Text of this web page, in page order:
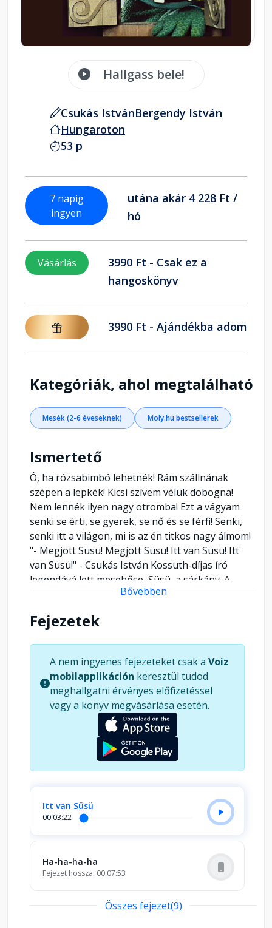
Hallgass bele!
Csukás IstvánBergendy István
Hungaroton
53 p
7 napig
ingyen
utána akár 4 228 Ft /
hó
Vásárlás
3990 Ft - Csak ez a
hangoskönyv
3990 Ft - Ajándékba adom
Kategóriák, ahol megtalálható
Mesék (2-6 éveseknek) Moly.hu bestsellerek
Ismertető
Ó, ha rózsabimbó lehetnék! Rám szállnának
szépen a lepkék! Kicsi szívem vélük dobogna!
Nem lennék ilyen nagy otromba! Ezt a vágyam
senki se érti, se gyerek, se nő és se férfi! Senki,
senki itt a világon, mi is az én titkos nagy álmom!
"- Megjött Süsü! Megjött Süsü! Itt van Süsü! Itt
van Süsü!" - Csukás István Kossuth-díjas író
legendává lett mesehőse, Süsü, a sárkány. A
behemót, ám szívében szelíd, híres egyfejű, akit
került. Előbb riadalmat keltve, azután szeretettől
Sárkány címet azért megkapja. Kalandjainak
ártatlan sutasága, kedves humorral ábrázolt
figurája révén a gyerekek és a már felnőtt
gyerekek kedvence lett.
Bővebben
Fejezetek
A nem ingyenes fejezeteket csak a Voiz
mobilapplikáción keresztül tudod
meghallgatni érvényes előfizetéssel
vagy a könyv megvásárlása esetén.
Itt van Süsü
00:03:22
Ha-ha-ha-ha
Fejezet hossza: 00:07:53
Összes fejezet(9)